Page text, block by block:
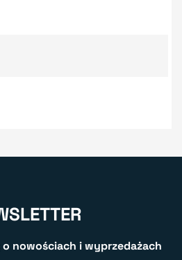
nowościach i wyprzedażach